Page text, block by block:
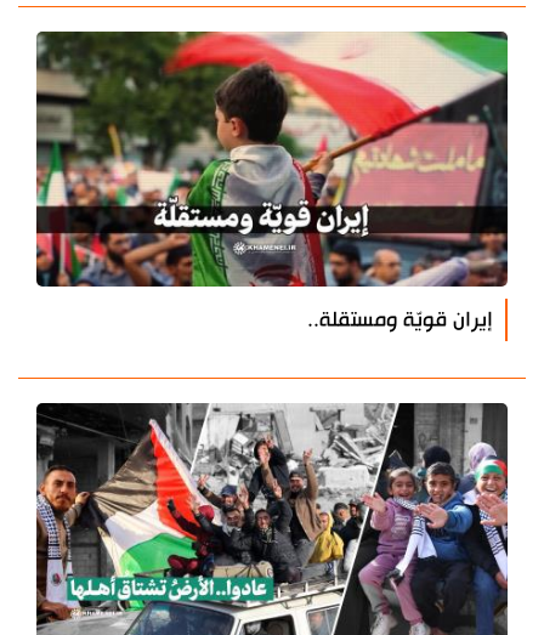
إيران قويّة ومستقلة..